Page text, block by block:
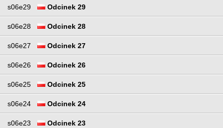
s06e29 Odcinek 29
s06e28 Odcinek 28
s06e27 Odcinek 27
s06e26 Odcinek 26
s06e25 Odcinek 25
s06e24 Odcinek 24
s06e23 Odcinek 23